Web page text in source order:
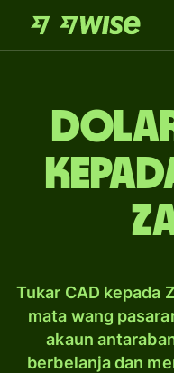
Tukar CAD kepada
mata wang
akaun
berbelanja dan